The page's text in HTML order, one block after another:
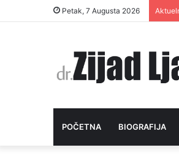
Petak, 7 Augusta 2026
POČETNA BIOGRAFIJA